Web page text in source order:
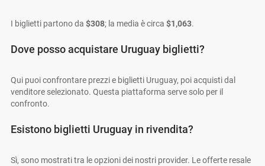
I biglietti partono da $308; la media è circa $1,063.
Dove posso acquistare Uruguay biglietti?
Qui puoi confrontare prezzi e biglietti Uruguay, poi acquisti dal
venditore selezionato. Questa piattaforma serve solo per il
confronto.
Esistono biglietti Uruguay in rivendita?
Sì, sono mostrati tra le opzioni dei nostri provider. Le offerte resale